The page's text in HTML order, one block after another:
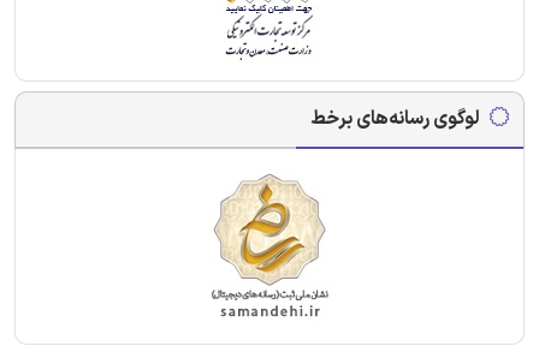
لوگوی رسانه‌های برخط